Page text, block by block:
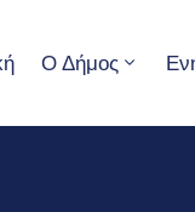
Ο Δήμος